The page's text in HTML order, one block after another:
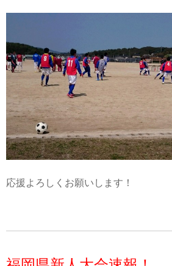
応援よろしくお願いします！